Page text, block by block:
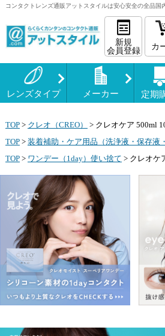
コンタクトレンズ通販アットスタイルは安心安全の全品国
新規
会員登録
カ
レンズタイプ メーカー 定期
TOP> クレオ（CREO） > クレオケア 500ml
TOP> 装着補助・ケア用品（洗浄液・保存液
TOP> ワンデー（1day）使い捨て > クレオケ